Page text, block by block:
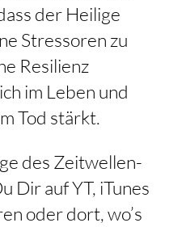
der Heilige
Stressoren zu
Resilienz
im Leben und
Tod stärkt.
des Zeitwellen-
Dir auf YT, iTunes
oder dort, wo’s